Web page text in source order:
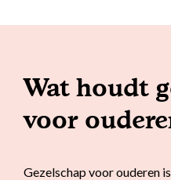
Wat houdt
voor
Gezelschap voor ouderen